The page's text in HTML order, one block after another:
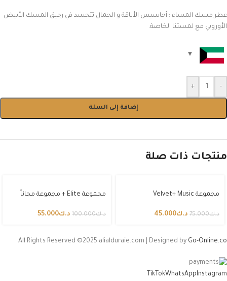
عطر مسك المساء : أحاسيس الأناقة و الجمال تتجسد في رحيق المسك الأبيض
الأوروبي مع لمستنا الخاصة.
-
+
إضافة إلى السلة
منتجات ذات صلة
مجموعة Velvet+ Music
د.ك75.000 د.ك45.000
مجموعة Elite + مجموعة مجاناً
د.ك100.000 د.ك55.000
All Rights Reserved ©2025 alialduraie.com | Designed by Go-Online.co
Instagram
WhatsApp
TikTok